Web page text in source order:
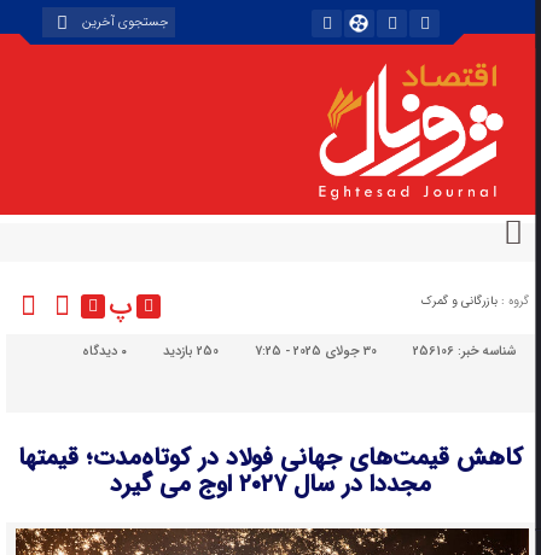
گروه : بازرگانی و گمرک پ
شناسه خبر:256106 30 جولای 2025 - 7:25 250 بازدید دیدگاه
کاهش قیمت‌های جهانی فولاد در کوتاه‌مدت؛ قیمتها
مجددا در سال ۲۰۲۷ اوج می گیرد